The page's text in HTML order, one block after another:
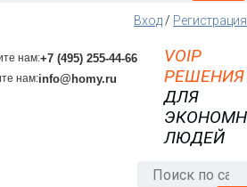
Вход/ Регистрация
нам:+7 (495) 255-44-66
нам:info@homy.ru
VOIP
РЕШЕНИЯ
ДЛЯ
ЛЮДЕЙ